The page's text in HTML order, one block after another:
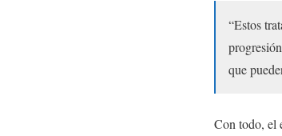
“Estos
que
Con todo, el